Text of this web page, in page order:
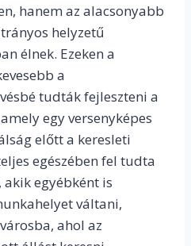
hanem az alacsonyabb
helyzetű
élnek. Ezeken a
a
tudták fejleszteni a
egy versenyképes
előtt a keresleti
egészében fel tudta
egyébként is
váltani,
ahol az